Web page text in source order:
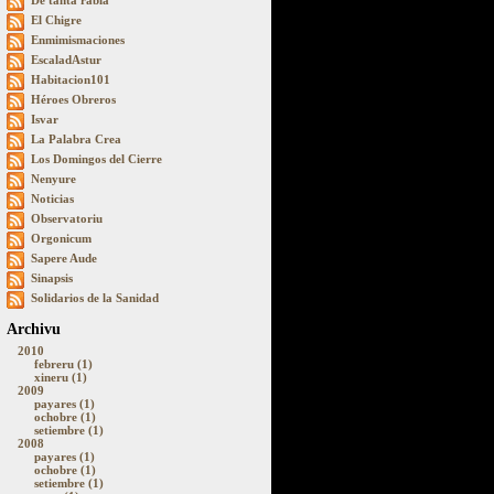
El Chigre
Enmimismaciones
EscaladAstur
Habitacion101
Héroes Obreros
Isvar
La Palabra Crea
Los Domingos del Cierre
Nenyure
Noticias
Observatoriu
Orgonicum
Sapere Aude
Sinapsis
Solidarios de la Sanidad
Archivu
2010
febreru (1)
xineru (1)
2009
payares (1)
ochobre (1)
setiembre (1)
2008
payares (1)
ochobre (1)
setiembre (1)